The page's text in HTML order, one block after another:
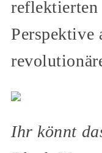
reflektierten
Perspektive
Ihr könnt